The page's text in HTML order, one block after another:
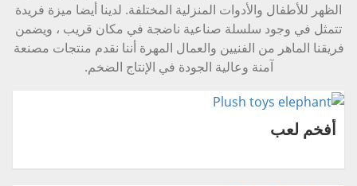
الظهر للأطفال والأدوات المنزلية المختلفة. لدينا أيضا ميزة فريدة
تتمثل في وجود سلسلة صناعية ناضجة في مكان قريب ، ويضمن
فريقنا الماهر من الفنيين والعمال المهرة أننا نقدم منتجات مصنعة
آمنة وعالية الجودة في الإنتاج الضخم.
أفخم لعب